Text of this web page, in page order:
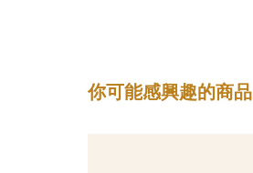
你可能感興趣的商品